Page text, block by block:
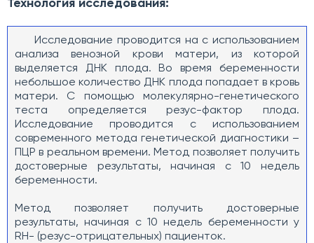
Технология исследования:
Исследование проводится на с использованием
анализа венозной крови матери, из которой
выделяется ДНК плода. Во время беременности
небольшое количество ДНК плода попадает в кровь
матери. С помощью молекулярно-генетического
теста определяется резус-фактор плода.
Исследование проводится с использованием
современного метода генетической диагностики –
ПЦР в реальном времени. Метод позволяет получить
достоверные результаты, начиная с 10 недель
беременности.
Метод позволяет получить достоверные
результаты, начиная с 10 недель беременности у
RH- (резус-отрицательных) пациенток.